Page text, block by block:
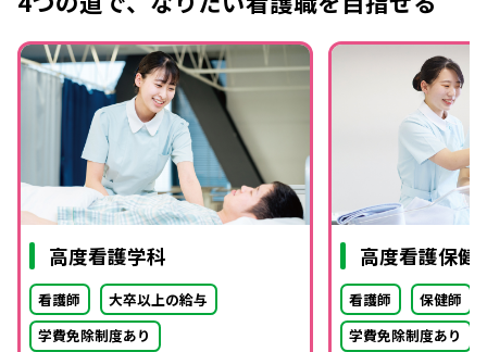
高度看護学科
看護師
大卒以上の給与
学費免除制度あり
高度看護保健
看護師
保健師
学費免除制度あり